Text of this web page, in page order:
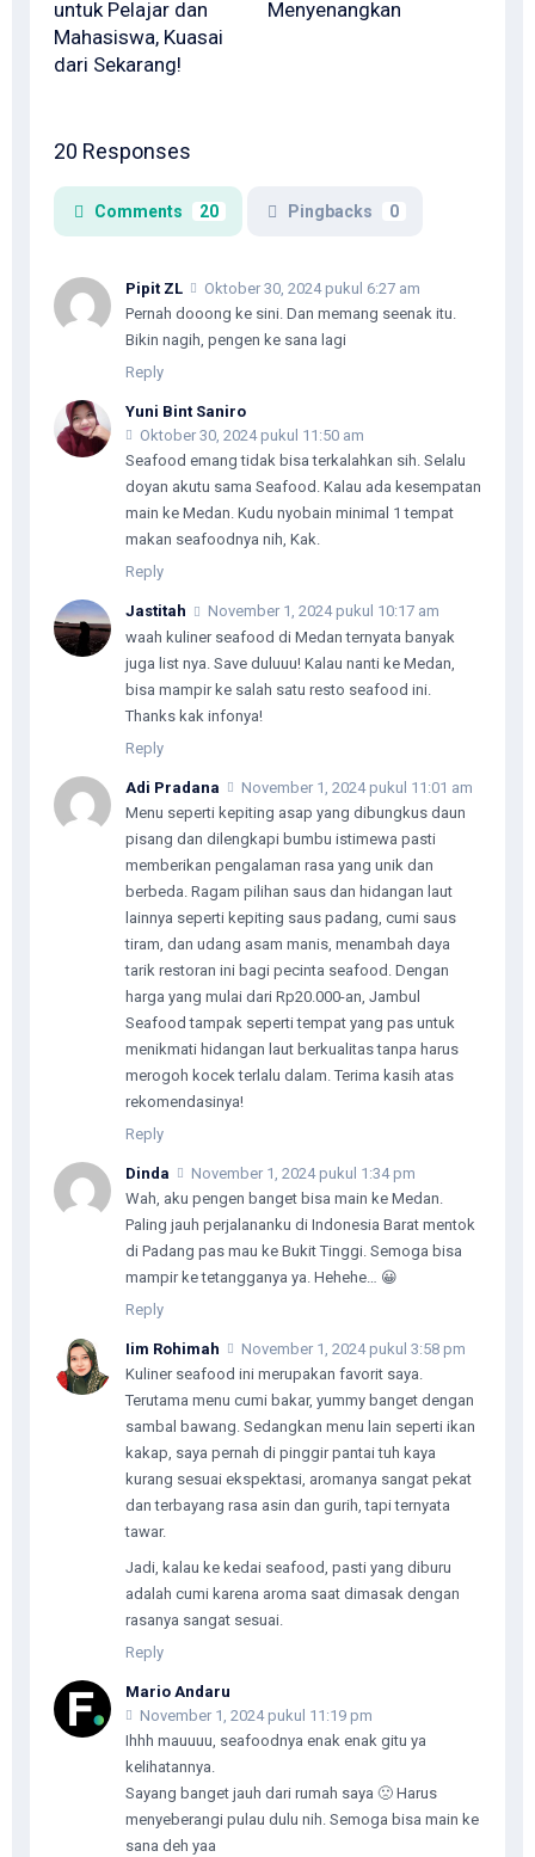
untuk Pelajar dan
Mahasiswa, Kuasai
dari Sekarang!
Menyenangkan
20 Responses
Comments 20 Pingbacks 0
Pipit ZL
Oktober 30, 2024 pukul 6:27 am
Pernah dooong ke sini. Dan memang seenak itu.
Bikin nagih, pengen ke sana lagi
Reply
Yuni Bint Saniro
Oktober 30, 2024 pukul 11:50 am
Seafood emang tidak bisa terkalahkan sih. Selalu
doyan akutu sama Seafood. Kalau ada kesempatan
main ke Medan. Kudu nyobain minimal 1 tempat
makan seafoodnya nih, Kak.
Reply
Jastitah
November 1, 2024 pukul 10:17 am
waah kuliner seafood di Medan ternyata banyak
juga list nya. Save duluuu! Kalau nanti ke Medan,
bisa mampir ke salah satu resto seafood ini.
Thanks kak infonya!
Reply
Adi Pradana
November 1, 2024 pukul 11:01 am
Menu seperti kepiting asap yang dibungkus daun
pisang dan dilengkapi bumbu istimewa pasti
memberikan pengalaman rasa yang unik dan
berbeda. Ragam pilihan saus dan hidangan laut
lainnya seperti kepiting saus padang, cumi saus
tiram, dan udang asam manis, menambah daya
tarik restoran ini bagi pecinta seafood. Dengan
harga yang mulai dari Rp20.000-an, Jambul
Seafood tampak seperti tempat yang pas untuk
menikmati hidangan laut berkualitas tanpa harus
merogoh kocek terlalu dalam. Terima kasih atas
rekomendasinya!
Reply
Dinda
November 1, 2024 pukul 1:34 pm
Wah, aku pengen banget bisa main ke Medan.
Paling jauh perjalananku di Indonesia Barat mentok
di Padang pas mau ke Bukit Tinggi. Semoga bisa
mampir ke tetangganya ya. Hehehe… 😀
Reply
Iim Rohimah
November 1, 2024 pukul 3:58 pm
Kuliner seafood ini merupakan favorit saya.
Terutama menu cumi bakar, yummy banget dengan
sambal bawang. Sedangkan menu lain seperti ikan
kakap, saya pernah di pinggir pantai tuh kaya
kurang sesuai ekspektasi, aromanya sangat pekat
dan terbayang rasa asin dan gurih, tapi ternyata
tawar.
Jadi, kalau ke kedai seafood, pasti yang diburu
adalah cumi karena aroma saat dimasak dengan
rasanya sangat sesuai.
Reply
Mario Andaru
November 1, 2024 pukul 11:19 pm
Ihhh mauuuu, seafoodnya enak enak gitu ya
kelihatannya.
Sayang banget jauh dari rumah saya 🙁 Harus
menyeberangi pulau dulu nih. Semoga bisa main ke
sana deh yaa